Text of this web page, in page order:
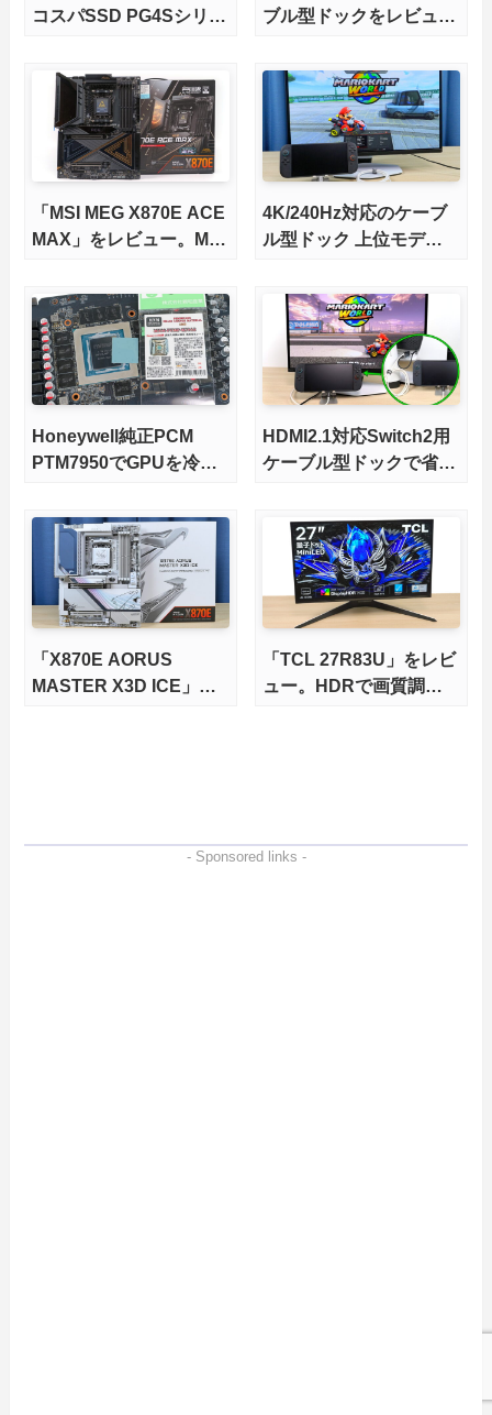
コスパSSD PG4Sシリー
ブル型ドックをレビュ
「MSI MEG X870E ACE
MAX」をレビュー。M.2
版X870Eマザーボードを
徹底検証
4K/240Hz対応のケーブ
ル型ドック 上位モデル
ゲーミングノートPCの
併用にオススメ！
Honeywell純正PCM
PTM7950でGPUを冷や
HDMI2.1対応Switch2用
ケーブル型ドックで省ス
ップデートにも対応可
能！
「X870E AORUS
MASTER X3D ICE」を
「TCL 27R83U」をレビ
ュー。HDRで画質調整
- Sponsored links -